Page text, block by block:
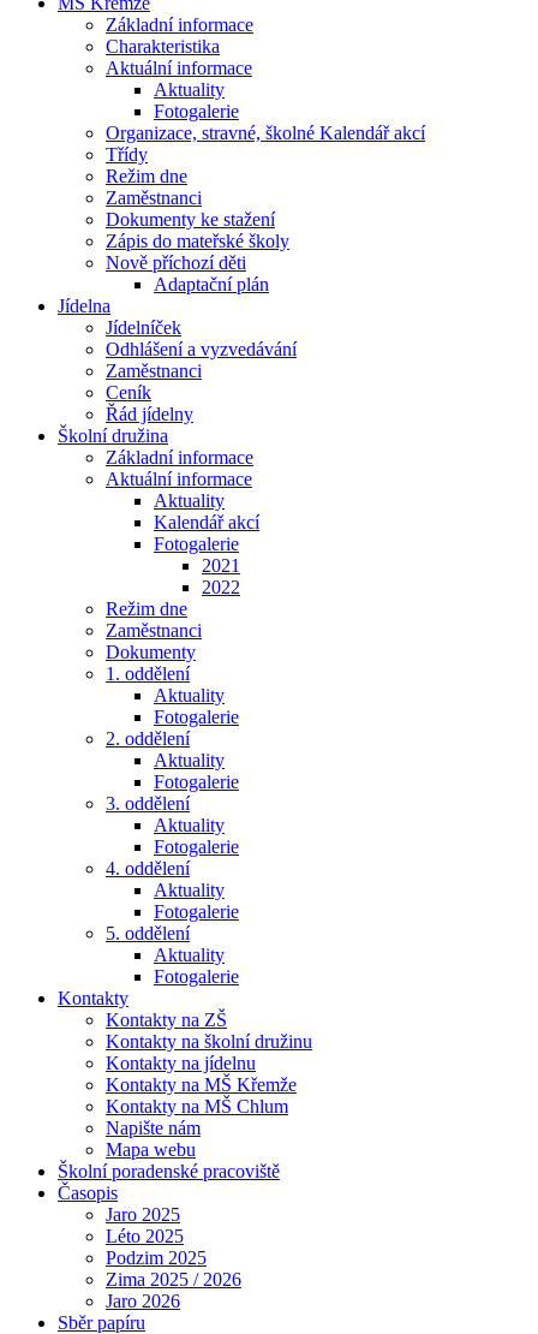
Základní informace
Charakteristika
Aktuální informace
Aktuality
Fotogalerie
Organizace, stravné, školné Kalendář akcí
Třídy
Režim dne
Zaměstnanci
Dokumenty ke stažení
Zápis do mateřské školy
Nově příchozí děti
Adaptační plán
Jídelna
Jídelníček
Odhlášení a vyzvedávání
Zaměstnanci
Ceník
Řád jídelny
Školní družina
Základní informace
Aktuální informace
Aktuality
Kalendář akcí
Fotogalerie
2021
2022
Režim dne
Zaměstnanci
Dokumenty
1. oddělení
Aktuality
Fotogalerie
2. oddělení
Aktuality
Fotogalerie
3. oddělení
Aktuality
Fotogalerie
4. oddělení
Aktuality
Fotogalerie
5. oddělení
Aktuality
Fotogalerie
Kontakty
Kontakty na ZŠ
Kontakty na školní družinu
Kontakty na jídelnu
Kontakty na MŠ Křemže
Kontakty na MŠ Chlum
Napište nám
Mapa webu
Školní poradenské pracoviště
Časopis
Jaro 2025
Léto 2025
Podzim 2025
Zima 2025 / 2026
Jaro 2026
Sběr papíru